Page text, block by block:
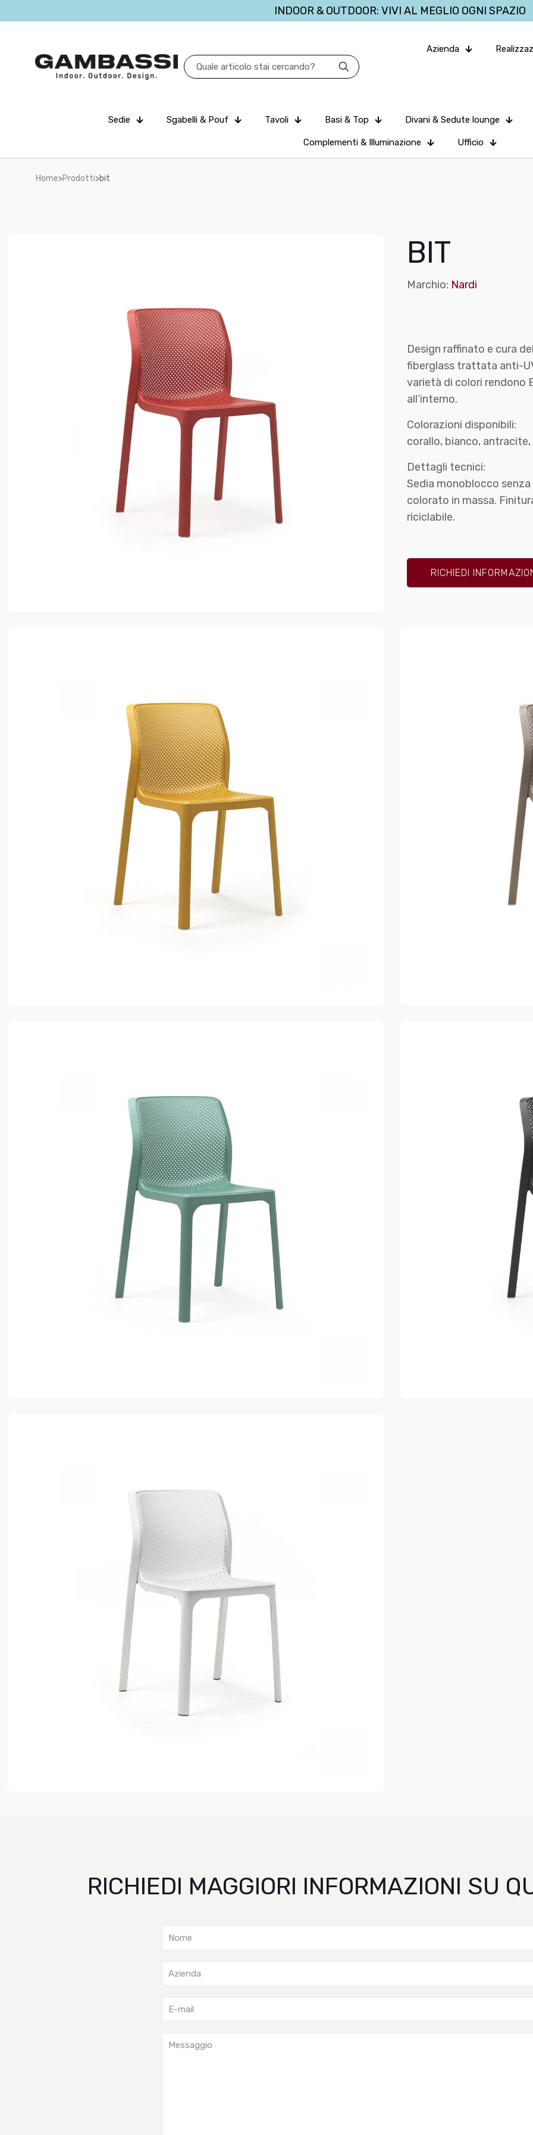
INDOOR & OUTDOOR: VIVI AL MEGLIO OGNI SPAZIO
Azienda
Sedie Sgabelli & Pouf Tavoli Basi & Top Divani & Sedute lounge
Complementi & Illuminazione Ufficio
Home>Prodotti>bit
BIT
Marchio: Nardi
Design raffinato e cura
fiberglass trattata anti-
varietà di colori rendono
all’interno.
Colorazioni disponibili:
corallo, bianco,
Dettagli tecnici:
Sedia monoblocco
colorato in massa.
riciclabile.
RICHIEDI
RICHIEDI MAGGIORI INFORMAZIONI SU